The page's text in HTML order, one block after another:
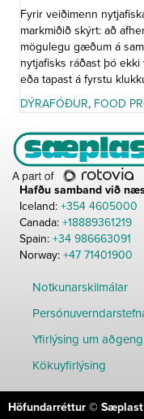
Fyrir veiðimenn
markmiðið skýrt: að
mögulegu gæðum á
nytjafisks ráðast þó
eða tapast á fyrstu
DÝRAFÓÐUR, FOOD
Hafðu samband við
Iceland:+354 4605000
Canada:+18889361219
Spain:+34 986663091
Norway:+47 71401900
Notkunarskilmálar
Yfirlýsing um
Kökuyfirlýsing
Höfundarréttur ©